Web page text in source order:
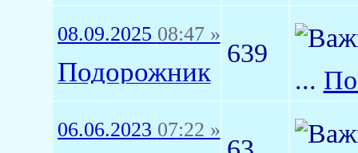
08.09.2025 08:47 »
Подорожник
639
...
06.06.2023 07:22 »